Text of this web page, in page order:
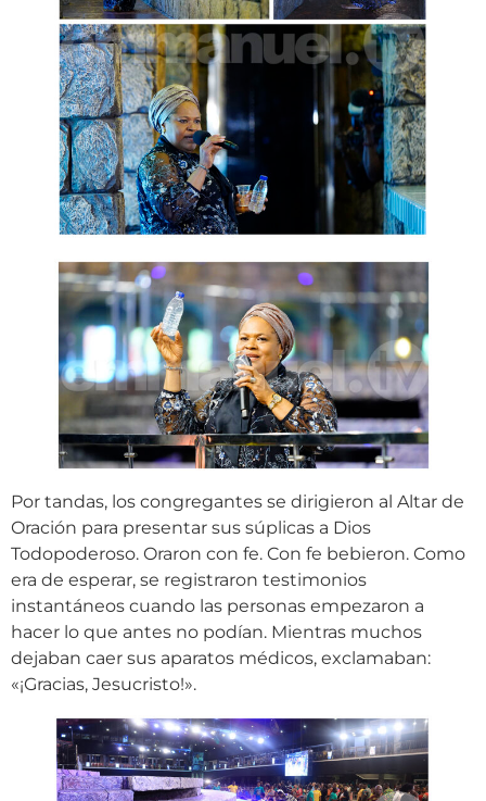
Por tandas, los congregantes se dirigieron al Altar de
Oración para presentar sus súplicas a Dios
Todopoderoso. Oraron con fe. Con fe bebieron. Como
era de esperar, se registraron testimonios
instantáneos cuando las personas empezaron a
hacer lo que antes no podían. Mientras muchos
dejaban caer sus aparatos médicos, exclamaban:
«¡Gracias, Jesucristo!».